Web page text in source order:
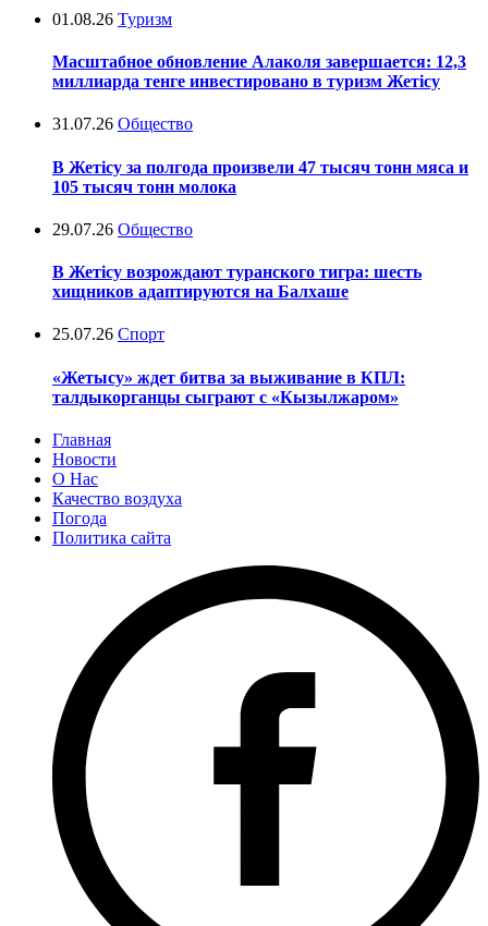
01.08.26 Туризм
Масштабное обновление Алаколя завершается: 12,3
миллиарда тенге инвестировано в туризм Жетісу
31.07.26 Общество
В Жетісу за полгода произвели 47 тысяч тонн мяса и
105 тысяч тонн молока
29.07.26 Общество
В Жетісу возрождают туранского тигра: шесть
хищников адаптируются на Балхаше
25.07.26 Спорт
«Жетысу» ждет битва за выживание в КПЛ:
талдыкорганцы сыграют с «Кызылжаром»
Главная
Новости
О Нас
Качество воздуха
Погода
Политика сайта